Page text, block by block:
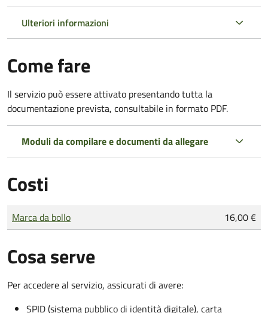
Ulteriori informazioni
Come fare
Il servizio può essere attivato presentando tutta la
documentazione prevista, consultabile in formato PDF.
Moduli da compilare e documenti da allegare
Costi
Tipo di pagamento
Importo
Marca da bollo 16,00 €
Cosa serve
Per accedere al servizio, assicurati di avere:
SPID (sistema pubblico di identità digitale), carta